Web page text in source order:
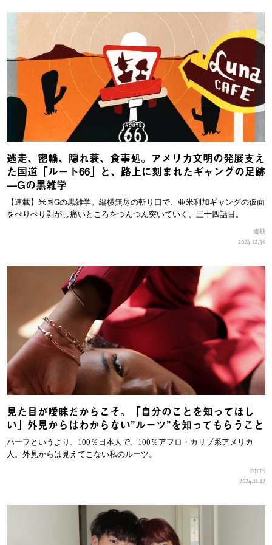
逃走、密輸、隠れ蓑、食事処。アメリカ文明の発展支え
た国道「ルート66」と、路上に刻まれたギャングの足跡
—Gの黒雑学
【連載】米国Gの黒雑学。縦横無尽の斬り口で、亜米利加ギャングの仮面
をぺりぺり剥がし痛いところをつんつん突いていく、三十四話目。
連載
2024.12.30
見た目が曖昧だからこそ。「自分のことを知ってほし
い」外見からはわからない”ルーツ”を知ってもらうこと
ハーフというより、100％日本人で、100％アフロ・カリブ系アメリカ
人。外見からは見えてこない私のルーツ。
PIECES
2024.11.12